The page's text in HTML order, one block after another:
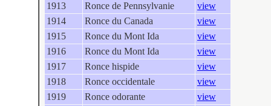
1913
Ronce de Pennsylvanie
view
1914
Ronce du Canada
view
1915
Ronce du Mont Ida
view
1916
Ronce du Mont Ida
view
1917
Ronce hispide
view
1918
Ronce occidentale
view
1919
Ronce odorante
view